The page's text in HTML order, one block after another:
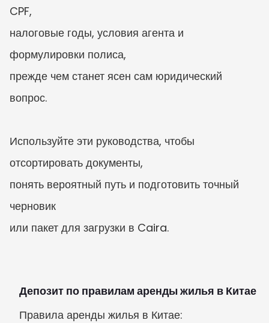
CPF,
налоговые годы, условия агента и
формулировки полиса,
прежде чем станет ясен сам юридический
вопрос.
Используйте эти руководства, чтобы
отсортировать документы,
понять вероятный путь и подготовить точный
черновик
или пакет для загрузки в Caira.
Депозит по правилам аренды жилья в Китае
Правила аренды жилья в Китае: